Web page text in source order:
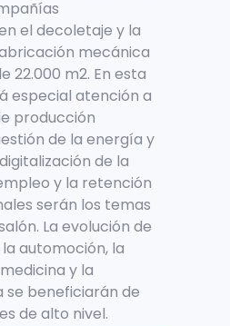
el decoletaje y la
mecánica
22.000 m2. En esta
especial atención a
producción
de la energía y
de la
y la retención
serán los temas
La evolución de
automoción, la
y la
beneficiarán de
de alto nivel.